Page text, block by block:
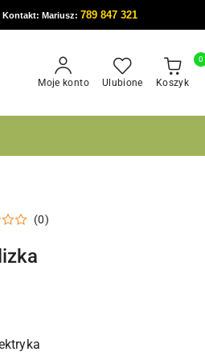
Kontakt: Mariusz:789 847 321
Moje konto Ulubione Koszyk
0
(0)